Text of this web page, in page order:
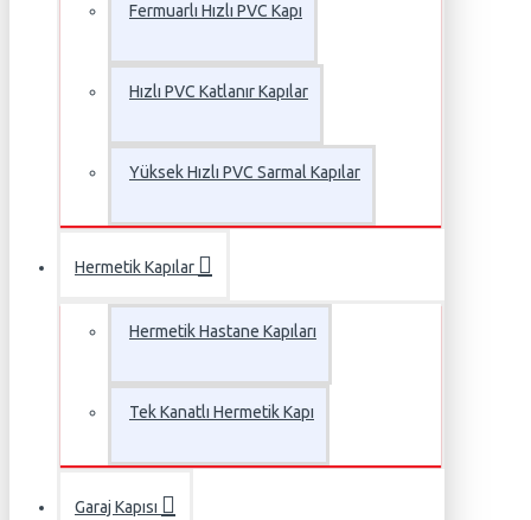
Fermuarlı Hızlı PVC Kapı
Hızlı PVC Katlanır Kapılar
Yüksek Hızlı PVC Sarmal Kapılar
Hermetik Kapılar
Hermetik Hastane Kapıları
Tek Kanatlı Hermetik Kapı
Garaj Kapısı